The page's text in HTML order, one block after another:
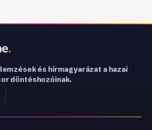
és hírmagyarázat a hazai
döntéshozóinak.